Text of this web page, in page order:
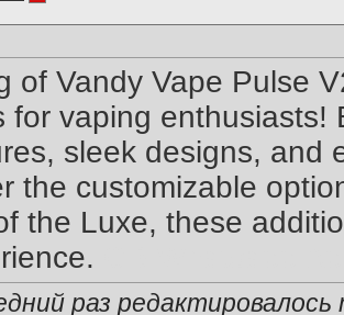
of Vandy Vape Pulse
for vaping
sleek designs, and
the customizable
the Luxe, these
раз